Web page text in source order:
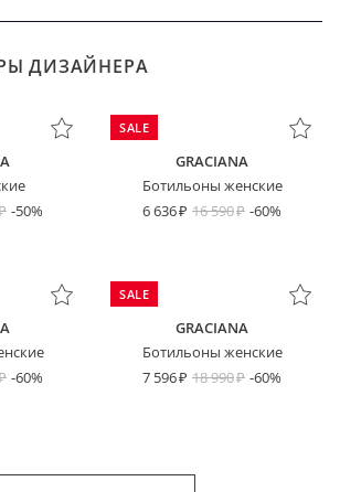
ДИЗАЙНЕРА
-50%
SALE
GRACIANA
Ботильоны женские
6 636
16 590 -60%
-60%
SALE
GRACIANA
Ботильоны женские
7 596
18 990 -60%